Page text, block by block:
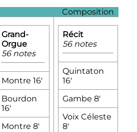
Composition
Grand-
Orgue
56 notes
Montre 16'
Bourdon
16'
Montre 8'
Récit
56 notes
Quintaton
16'
Gambe 8'
Voix Céleste
8'